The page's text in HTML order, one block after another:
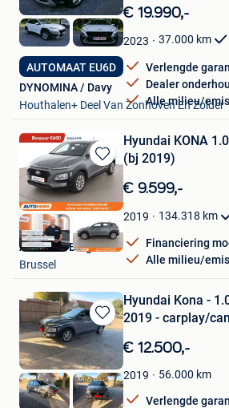
in
Mijn
Favorieten
AUTOMAAT EU6D
€ 19.990,-
2023 37.000 km
Verlengde
Dealer
Alle milieu/
DYNOMINA / Davy
Houthalen+ Deel Van Zonhoven En Zolder
Bewaren
in
Mijn
Favorieten
Hyundai KONA
(bj 2019)
€ 9.599,-
2019 134.318 km
Financiering
Alle milieu/
Autohero België
Brussel
Bewaren
in
Mijn
Favorieten
Hyundai Kona -
2019 - carplay/
€ 12.500,-
2019 56.000 km
Verlengde